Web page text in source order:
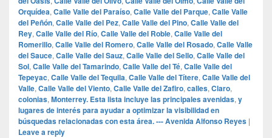
Orquídea, Calle Valle del Paraíso, Calle Valle del Parque, Calle Valle
del Peñón, Calle Valle del Pez, Calle Valle del Pino, Calle Valle del
Rey, Calle Valle del Río, Calle Valle del Roble, Calle Valle del
Romerillo, Calle Valle del Romero, Calle Valle del Rosado, Calle Valle
del Sauce, Calle Valle del Sauz, Calle Valle del Sello, Calle Valle del
Sol, Calle Valle del Tamarindo, Calle Valle del Té, Calle Valle del
Tepeyac, Calle Valle del Tequila, Calle Valle del Títere, Calle Valle del
Valle, Calle Valle del Viento, Calle Valle del Zafiro, calles, Claro,
colonias, Monterrey. Esta lista incluye las principales avenidas, y
lugares de interés para ayudar a optimizar la visibilidad en
búsquedas relacionadas con esta área. --- Avenida Alfonso Reyes |
Leave a reply